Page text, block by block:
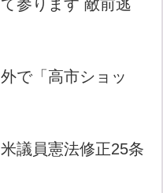
参ります 敵前逃
で「高市ショッ
議員憲法修正25条